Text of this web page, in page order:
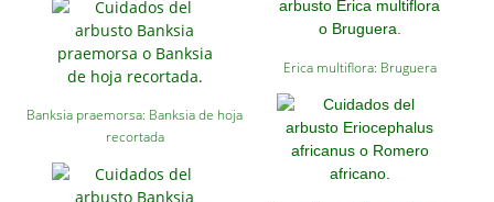
Banksia praemorsa: Banksia de hoja
recortada
Erica multiflora: Bruguera